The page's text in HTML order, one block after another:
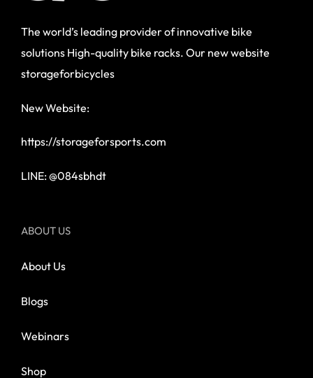
The world’s leading provider of innovative bike
solutions High-quality bike racks. Our new website
storageforbicycles
New Website:
https://storageforsports.com
LINE: @084sbhdt
ABOUT US
About Us
Blogs
Webinars
Shop